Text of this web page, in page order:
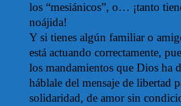
los “mesiánicos”, o… ¡tanto
noájida!
Y si tienes algún familiar o
está actuando correctamente,
los mandamientos que Dios ha
háblale del mensaje de libertad
solidaridad, de amor sin